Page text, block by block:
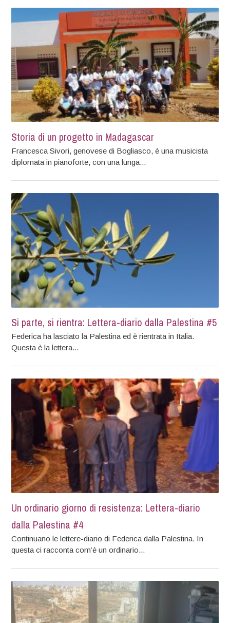
Storia di un progetto in Madagascar
Francesca Sivori, genovese di Bogliasco, è una musicista
diplomata in pianoforte, con una lunga...
Si parte, si rientra: Lettera-diario dalla Palestina #5
Federica ha lasciato la Palestina ed è rientrata in Italia.
Questa è la lettera...
Un ordinario giorno di resistenza: Lettera-diario
dalla Palestina #4
Continuano le lettere-diario di Federica dalla Palestina. In
questa ci racconta com’è un ordinario...